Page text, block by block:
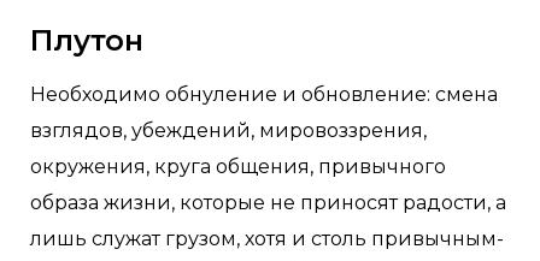
Плутон
Необходимо обнуление и обновление: смена
взглядов, убеждений, мировоззрения,
окружения, круга общения, привычного
образа жизни, которые не приносят радости, а
лишь служат грузом, хотя и столь привычным-